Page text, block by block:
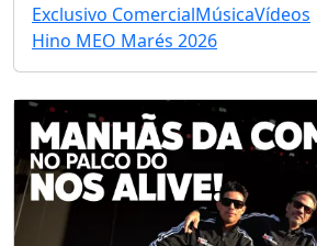
Exclusivo ComercialMúsicaVídeos
Hino MEO Marés 2026